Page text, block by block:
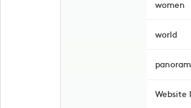
women
world
Website